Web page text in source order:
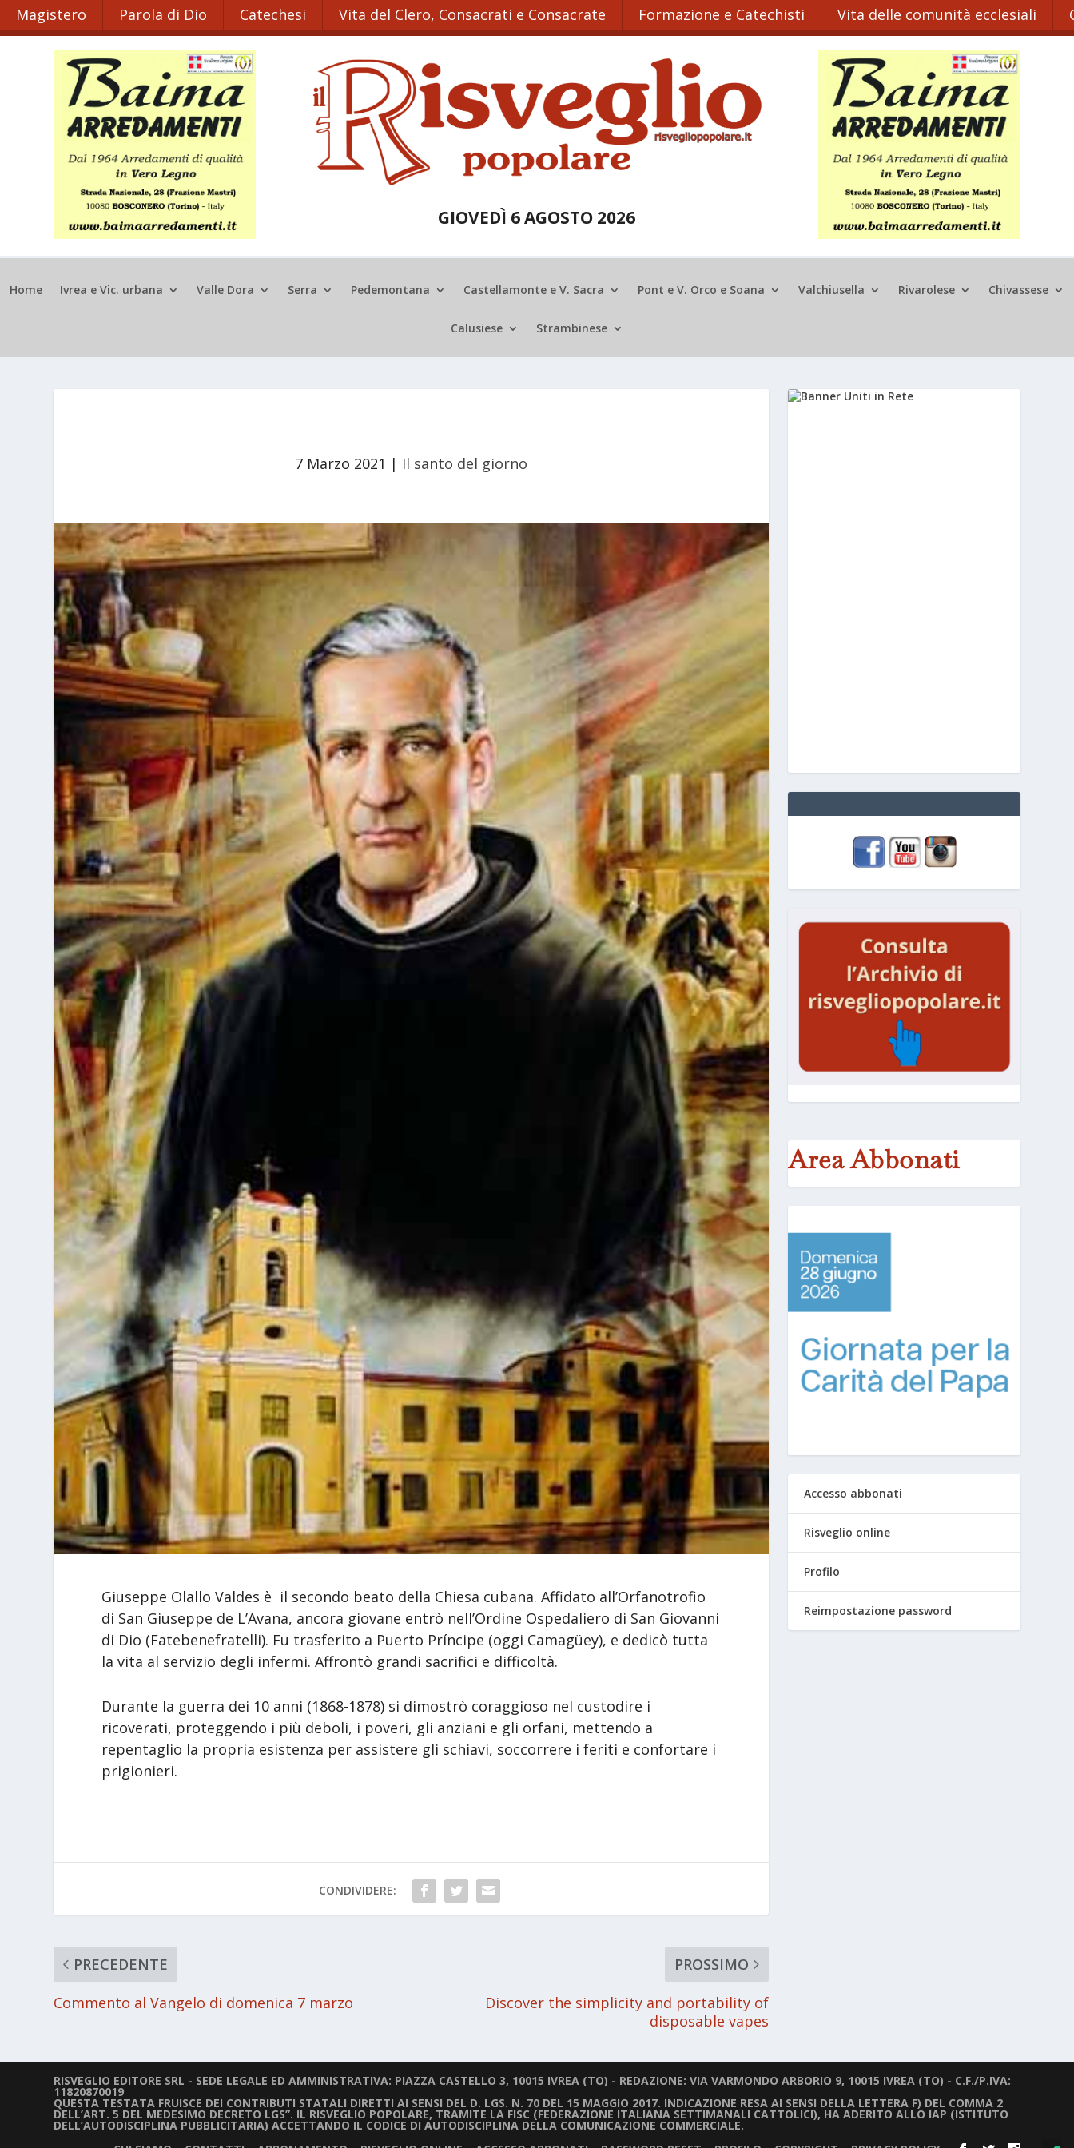
Magistero Parola di Dio Catechesi Vita del Clero, Consacrati e Consacrate Formazione e Catechisti Vita delle comunità ecclesiali
GIOVEDÌ 6 AGOSTO 2026
Home Ivrea e Vic. urbana Valle Dora Serra Pedemontana Castellamonte e V. Sacra Pont e V. Orco e Soana Valchiusella Rivarolese Chivassese
Calusiese Strambinese
7 Marzo 2021 | Il santo del giorno
Giuseppe Olallo Valdes è il secondo beato della Chiesa cubana. Affidato all’Orfanotrofio
di San Giuseppe de L’Avana, ancora giovane entrò nell’Ordine Ospedaliero di San Giovanni
di Dio (Fatebenefratelli). Fu trasferito a Puerto Príncipe (oggi Camagüey), e dedicò tutta
la vita al servizio degli infermi. Affrontò grandi sacrifici e difficoltà.
Durante la guerra dei 10 anni (1868-1878) si dimostrò coraggioso nel custodire i
ricoverati, proteggendo i più deboli, i poveri, gli anziani e gli orfani, mettendo a
repentaglio la propria esistenza per assistere gli schiavi, soccorrere i feriti e confortare i
prigionieri.
CONDIVIDERE:
PRECEDENTE
Commento al Vangelo di domenica 7 marzo
PROSSIMO
Discover the simplicity and portability of
disposable vapes
Area Abbonati
Accesso abbonati
Risveglio online
Profilo
Reimpostazione password
RISVEGLIO EDITORE SRL - SEDE LEGALE ED AMMINISTRATIVA: PIAZZA CASTELLO 3, 10015 IVREA (TO) - REDAZIONE: VIA VARMONDO ARBORIO 9, 10015 IVREA (TO) - C.F./P.IVA:
11820870019
QUESTA TESTATA FRUISCE DEI CONTRIBUTI STATALI DIRETTI AI SENSI DEL D. LGS. N. 70 DEL 15 MAGGIO 2017. INDICAZIONE RESA AI SENSI DELLA LETTERA F) DEL COMMA 2
DELL’ART. 5 DEL MEDESIMO DECRETO LGS”. IL RISVEGLIO POPOLARE, TRAMITE LA FISC (FEDERAZIONE ITALIANA SETTIMANALI CATTOLICI), HA ADERITO ALLO IAP (ISTITUTO
DELL’AUTODISCIPLINA PUBBLICITARIA) ACCETTANDO IL CODICE DI AUTODISCIPLINA DELLA COMUNICAZIONE COMMERCIALE.